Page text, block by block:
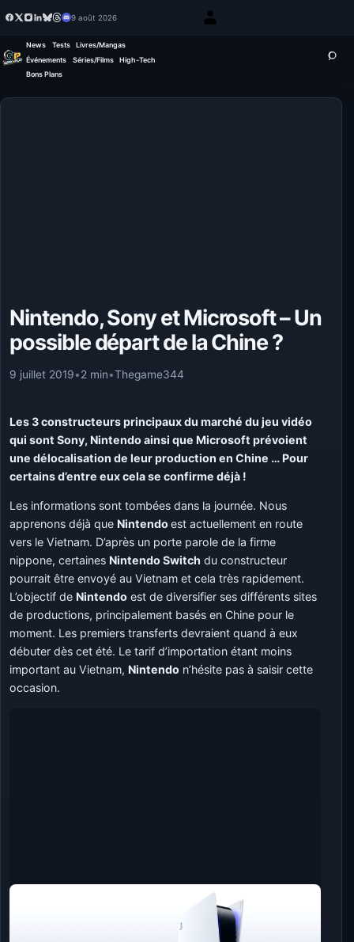
9 août 2026
News Tests
Livres/Mangas
Événements
Séries/Films
High-Tech
Bons Plans
Nintendo, Sony et Microsoft – Un
possible départ de la Chine ?
9 juillet 2019•2 min•Thegame344
Les 3 constructeurs principaux du marché du jeu vidéo
qui sont Sony, Nintendo ainsi que Microsoft prévoient
une délocalisation de leur production en Chine … Pour
certains d’entre eux cela se confirme déjà !
Les informations sont tombées dans la journée. Nous
apprenons déjà que Nintendoest actuellement en route
vers le Vietnam. D’après un porte parole de la firme
nippone, certaines Nintendo Switch du constructeur
pourrait être envoyé au Vietnam et cela très rapidement.
L’objectif de Nintendo est de diversifier ses différents sites
de productions, principalement basés en Chine pour le
moment. Les premiers transferts devraient quand à eux
débuter dès cet été. Le tarif d’importation étant moins
important au Vietnam, Nintendo n’hésite pas à saisir cette
occasion.